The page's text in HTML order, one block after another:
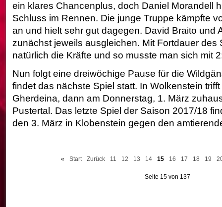
ein klares Chancenplus, doch Daniel Morandell
Schluss im Rennen. Die junge Truppe kämpfte
an und hielt sehr gut dagegen. David Braito und
zunächst jeweils ausgleichen. Mit Fortdauer des
natürlich die Kräfte und so musste man sich mit
Nun folgt eine dreiwöchige Pause für die
findet das nächste Spiel statt. In Wolkenstein
Gherdeina, dann am Donnerstag, 1. März
Pustertal. Das letzte Spiel der Saison 2017/18
den 3. März in Klobenstein gegen den
« Start Zurück 11 12 13 14 15 16 17 18 19
Seite 15 von 137